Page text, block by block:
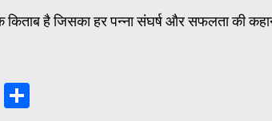
है जिसका हर पन्ना संघर्ष और सफलता की
Copy